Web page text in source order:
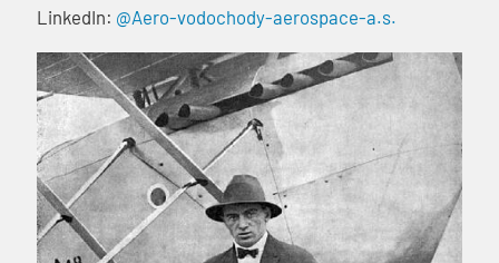
LinkedIn: @Aero-vodochody-aerospace-a.s.